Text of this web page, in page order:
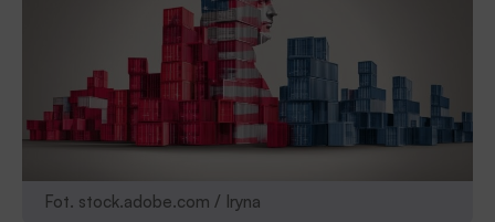
Fot. stock.adobe.com / Iryna